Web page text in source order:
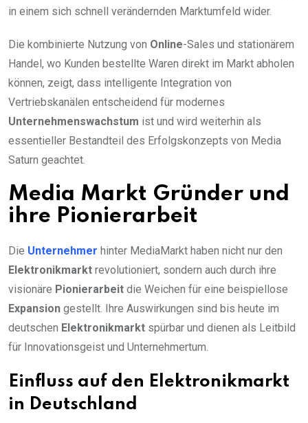
in einem sich schnell verändernden Marktumfeld wider.
Die kombinierte Nutzung von Online-Sales und stationärem
Handel, wo Kunden bestellte Waren direkt im Markt abholen
können, zeigt, dass intelligente Integration von
Vertriebskanälen entscheidend für modernes
Unternehmenswachstum ist und wird weiterhin als
essentieller Bestandteil des Erfolgskonzepts von Media
Saturn geachtet.
Media Markt Gründer und
ihre Pionierarbeit
Die Unternehmer hinter MediaMarkt haben nicht nur den
Elektronikmarkt revolutioniert, sondern auch durch ihre
visionäre Pionierarbeit die Weichen für eine beispiellose
Expansion gestellt. Ihre Auswirkungen sind bis heute im
deutschen Elektronikmarkt spürbar und dienen als Leitbild
für Innovationsgeist und Unternehmertum.
Einfluss auf den Elektronikmarkt
in Deutschland